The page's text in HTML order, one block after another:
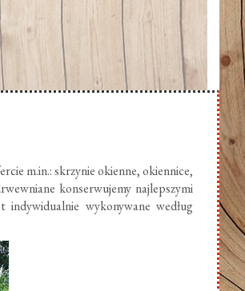
m.in.: skrzynie okienne, okiennice,
konserwujemy najlepszymi
wykonywane według